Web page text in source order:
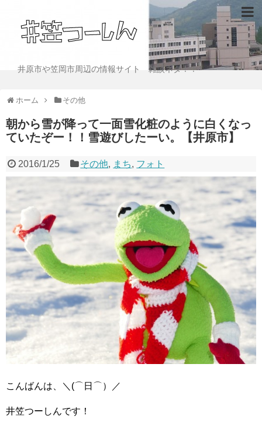
井原市や笠岡市周辺の情報サイト 雑談ネタ！！
ホーム その他
朝から雪が降って一面雪化粧のように白くなっ
ていたぞー！！雪遊びしたーい。【井原市】
2016/1/25 その他, まち, フォト
こんばんは、＼(⌒日⌒）／
井笠つーしんです！